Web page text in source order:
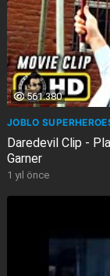
561.380
JOBLO
Daredevil Clip -
Garner
1 yıl önce